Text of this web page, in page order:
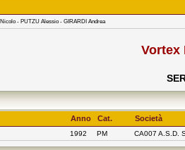
- PUTZU Alessio - GIRARDI Andrea
Vortex
Anno Cat. Società
1992 PM CA007 A.S.D.